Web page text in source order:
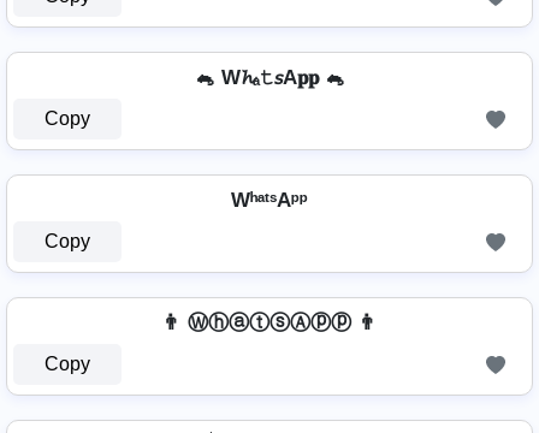
🐁 W𝓱ₐ𝚝𝘴A𝐩𝐩 🐁
Copy
WʰᵃᵗˢAᵖᵖ
Copy
👨 ⓌⓗⓐⓣⓢⒶⓟⓟ 👨
Copy